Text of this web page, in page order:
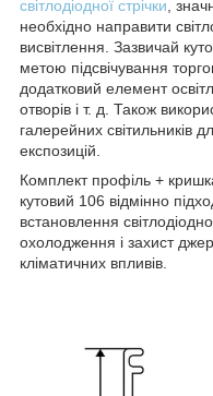
світлодіодної стрічки ,
необхідно направити
висвітлення. Зазвичай
метою підсвічування
додатковий елемент
отворів і т. д. Також
галерейних світильників
експозицій.
Комплект профіль +
кутовий 106 відмінно
встановлення
охолодження і захист
кліматичних впливів.